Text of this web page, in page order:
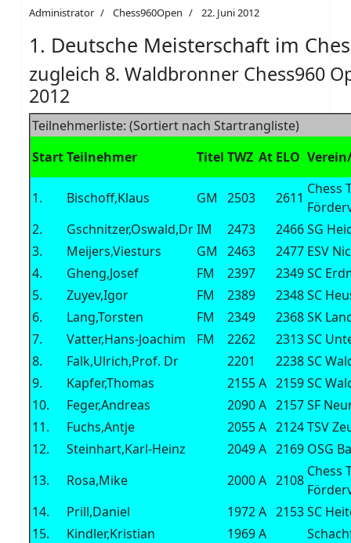
Administrator Chess960Open 22. Juni 2012
1. Deutsche Meisterschaft im
zugleich 8. Waldbronner Chess960
2012
Teilnehmerliste: (Sortiert nach Startrangliste)
StartTeilnehmer Titel TWZ At ELO
1. Bischoff,Klaus GM 2503 2611
Chess
2.
Gschnitzer,Oswald,DrIM 2473 2466SG
3.
Meijers,Viesturs GM 2463 2477 ESV
4.
Gheng,Josef FM 2397 2349SC
5.
Zuyev,Igor FM 2389 2348SC
6.
Lang,Torsten FM 2349 2368SK
7.
Vatter,Hans-Joachim FM 2262 2313SC
8.
Falk,Ulrich,Prof. Dr 2201 2238SC
9.
Kapfer,Thomas 2155A 2159SC
10.
Feger,Andreas 2090A 2157SF
11.
Fuchs,Antje 2055A 2124TSV
12.
Steinhart,Karl-Heinz 2049A 2169 OSG
13.
Rosa,Mike 2000A 2108
Chess
14.
Prill,Daniel 1972A 2153SC
15.
Kindler,Kristian 1969A